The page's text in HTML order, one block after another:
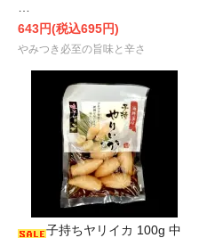
643円(税込695円)
やみつき必至の旨味と辛さ
子持ちヤリイカ 100g 中